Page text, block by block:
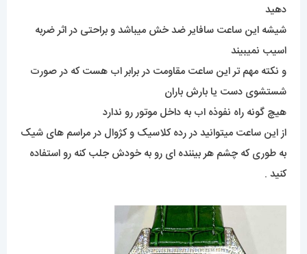
دهید
شیشه این ساعت سافایر ضد خش میباشد و براحتی در اثر ضربه
اسیب نمیبیند
و نکته مهم تر این ساعت مقاومت در برابر اب هست که در صورت
شستشوی دست یا بارش باران
هیچ گونه راه نفوذه اب به داخل موتور رو ندارد
از این ساعت میتوانید در رده کلاسیک و کژوال در مراسم های شیک
به طوری که چشم هر بیننده ای رو به خودش جلب کنه رو استفاده
کنید .